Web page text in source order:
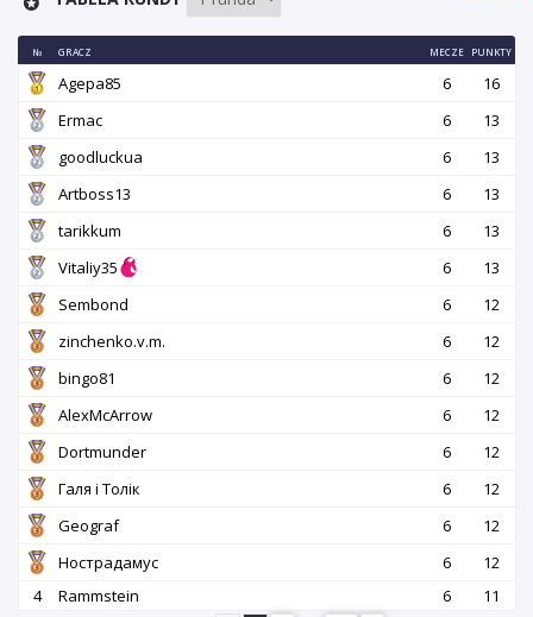
№ GRACZ MECZE PUNKTY
Agepa85 6
16
Ermac
6
13
goodluckua
6
13
Artboss13
6
13
tarikkum
6
13
Vitaliy35
6
13
Sembond
6
12
zinchenko.v.m.
6
12
bingo81
6
12
AlexMcArrow
6
12
Dortmunder
6
12
Галя і Толік
6
12
Geograf
6
12
Нострадамус
6
12
4
Rammstein 6
11